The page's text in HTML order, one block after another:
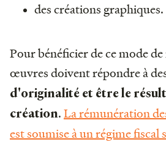
des créations graphiques.
Pour bénéficier de ce mode
œuvres doivent répondre à
d'originalité et être le
création.La rémunération
est soumise à un régime fiscal